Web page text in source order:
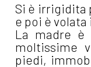
Si è irrigidita
e poi è volata
La madre è
moltissime
piedi,